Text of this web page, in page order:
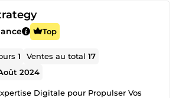
Top
1 Ventes au total17
2024
Digitale pour Propulser Vos